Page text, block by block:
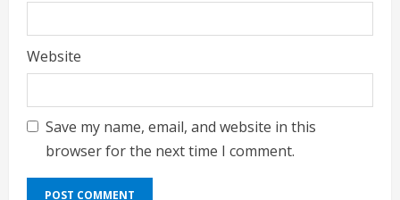
Website
Save my name, email, and website in this
browser for the next time I comment.